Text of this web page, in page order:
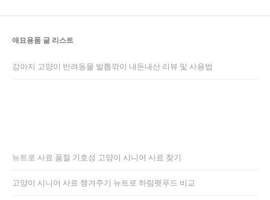
애묘용품 글 리스트
강아지 고양이 반려동물 발톱깎이 내돈내산 리뷰 및 사용법
뉴트로 사료 품절 기호성 고양이 시니어 사료 찾기
고양이 시니어 사료 챙겨주기 뉴트로 하림펫푸드 비교